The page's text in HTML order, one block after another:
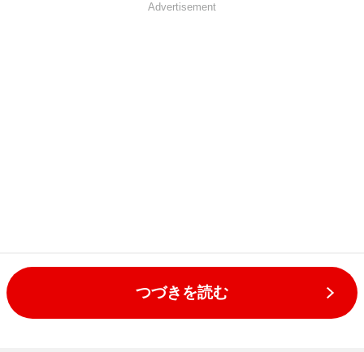
Advertisement
つづきを読む